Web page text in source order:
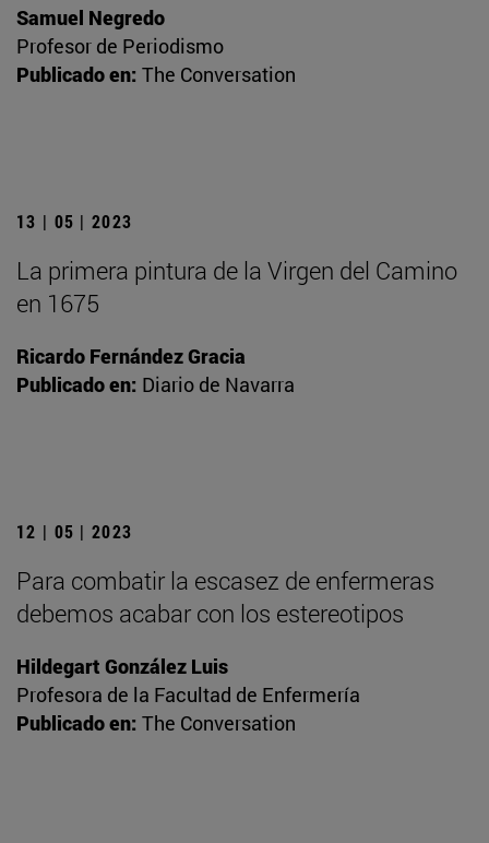
Samuel Negredo
Profesor de Periodismo
Publicado en: The Conversation
13 | 05 | 2023
La primera pintura de la Virgen del Camino
en 1675
Ricardo Fernández Gracia
Publicado en: Diario de Navarra
12 | 05 | 2023
Para combatir la escasez de enfermeras
debemos acabar con los estereotipos
Hildegart González Luis
Profesora de la Facultad de Enfermería
Publicado en: The Conversation